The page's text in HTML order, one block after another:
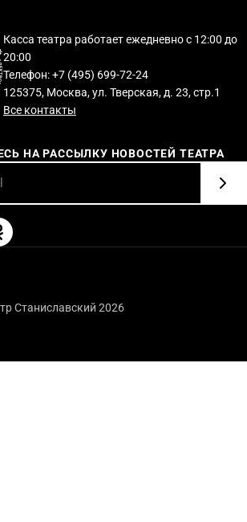
Касса театра работает ежедневно с 12:00 до
20:00
Телефон: +7 (495) 699-72-24
125375, Москва, ул. Тверская, д. 23, стр.1
Все контакты
НА РАССЫЛКУ НОВОСТЕЙ ТЕАТРА
Станиславский 2026